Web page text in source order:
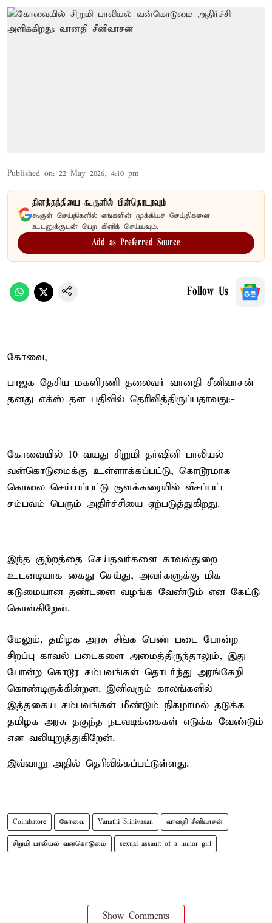
Published on: 22 May 2026, 4:10 pm
தினத்தந்தியை கூகுளில் பின்தொடரவும்
கூகுள் செய்திகளில் எங்களின் முக்கியச் செய்திகளை
உடனுக்குடன் பெற கிளிக் செய்யவும்.
Add as Preferred Source
Follow Us
கோவை,
பாஜக தேசிய மகளிரணி தலைவர் வானதி சீனிவாசன்
தனது எக்ஸ் தள பதிவில் தெரிவித்திருப்பதாவது:-
கோவையில் 10 வயது சிறுமி தர்ஷினி பாலியல்
வன்கொடுமைக்கு உள்ளாக்கப்பட்டு, கொடூரமாக
கொலை செய்யப்பட்டு குளக்கரையில் வீசப்பட்ட
சம்பவம் பெரும் அதிர்ச்சியை ஏற்படுத்துகிறது.
இந்த குற்றத்தை செய்தவர்களை காவல்துறை
உடனடியாக கைது செய்து, அவர்களுக்கு மிக
கடுமையான தண்டனை வழங்க வேண்டும் என கேட்டு
கொள்கிறேன்.
மேலும், தமிழக அரசு சிங்க பெண் படை போன்ற
சிறப்பு காவல் படைகளை அமைத்திருந்தாலும், இது
போன்ற கொடூர சம்பவங்கள் தொடர்ந்து அரங்கேறி
கொண்டிருக்கின்றன. இனிவரும் காலங்களில்
இத்தகைய சம்பவங்கள் மீண்டும் நிகழாமல் தடுக்க
தமிழக அரசு தகுந்த நடவடிக்கைகள் எடுக்க வேண்டும்
என வலியுறுத்துகிறேன்.
இவ்வாறு அதில் தெரிவிக்கப்பட்டுள்ளது.
Coimbatore கோவை Vanathi Srinivasan வானதி சீனிவாசன்
சிறுமி பாலியல் வன்கொடுமை sexual assault of a minor girl
Show Comments